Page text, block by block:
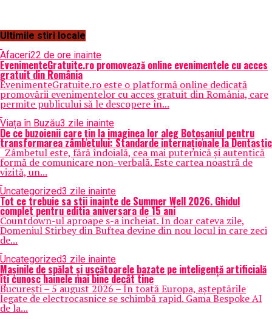
Ultimile stiri locale
Afaceri22 de ore inainte
EvenimenteGratuite.ro promovează online evenimentele cu acces
gratuit din România
EvenimenteGratuite.ro este o platformă online dedicată
promovării evenimentelor cu acces gratuit din România, care
permite publicului să le descopere în...
Viața în Buzău3 zile inainte
De ce buzoienii care țin la imaginea lor aleg Botoșaniul pentru
transformarea zâmbetului: Standarde internaționale la Dentastic
Zâmbetul este, fără îndoială, cea mai puternică și autentică
formă de comunicare non-verbală. Este cartea noastră de
vizită, un...
Uncategorized3 zile inainte
Tot ce trebuie sa stii inainte de Summer Well 2026. Ghidul
complet pentru editia aniversara de 15 ani
Countdown-ul aproape s-a incheiat. In doar cateva zile,
Domeniul Stirbey din Buftea devine din nou locul in care zeci
de...
Uncategorized3 zile inainte
Mașinile de spălat și uscătoarele bazate pe inteligență artificială
îți cunosc hainele mai bine decât tine
București – 5 august 2026 – În toată Europa, așteptările
legate de electrocasnice se schimbă rapid. Gama Bespoke AI
de la...